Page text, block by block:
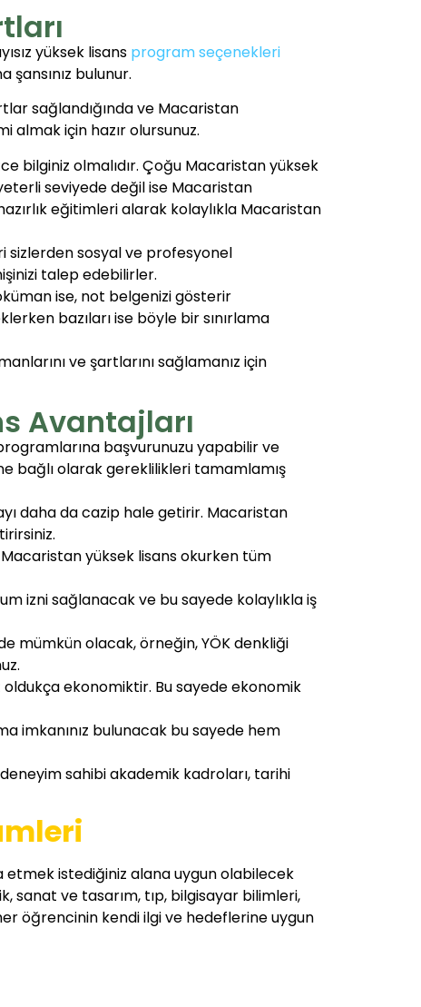
yüksek lisans program seçenekleri
bulunur.
sağlandığında ve Macaristan
almak için hazır olursunuz.
bilginiz olmalıdır. Çoğu Macaristan yüksek
seviyede değil ise Macaristan
eğitimleri alarak kolaylıkla Macaristan
sizlerden sosyal ve profesyonel
talep edebilirler.
ise, not belgenizi gösterir
bazıları ise böyle bir sınırlama
ve şartlarını sağlamanız için
Avantajları
başvurunuzu yapabilir ve
bağlı olarak gereklilikleri tamamlamış
daha da cazip hale getirir. Macaristan
yüksek lisans okurken tüm
izni sağlanacak ve bu sayede kolaylıkla iş
mümkün olacak, örneğin, YÖK denkliği
ekonomiktir. Bu sayede ekonomik
imkanınız bulunacak bu sayede hem
sahibi akademik kadroları, tarihi
etmek istediğiniz alana uygun olabilecek
sanat ve tasarım, tıp, bilgisayar bilimleri,
öğrencinin kendi ilgi ve hedeflerine uygun